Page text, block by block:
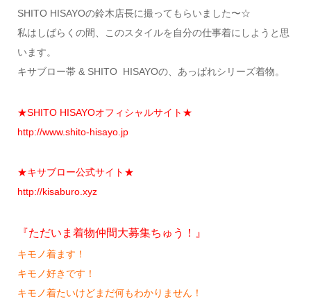
SHITO HISAYOの鈴木店長に撮ってもらいました〜☆
私はしばらくの間、このスタイルを自分の仕事着にしようと思
います。
キサブロー帯 & SHITO HISAYOの、あっぱれシリーズ着物。
★SHITO HISAYOオフィシャルサイト★
http://www.shito-hisayo.jp
★キサブロー公式サイト★
http://kisaburo.xyz
『ただいま着物仲間大募集ちゅう！』
キモノ着ます！
キモノ好きです！
キモノ着たいけどまだ何もわかりません！